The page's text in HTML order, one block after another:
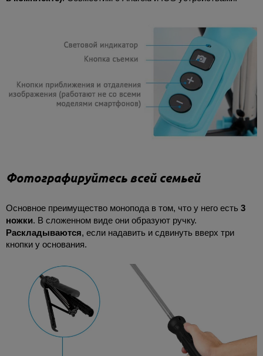
Фотографируйтесь всей семьей
Основное преимущество монопода в том, что у него есть 3
ножки. В сложенном виде они образуют ручку.
Раскладываются, если надавить и сдвинуть вверх три
кнопки у основания.